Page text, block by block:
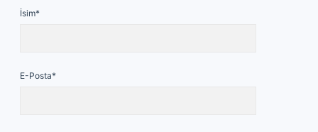
İsim*
E-Posta*